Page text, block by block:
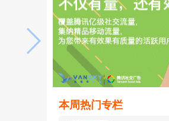
本周热门专栏